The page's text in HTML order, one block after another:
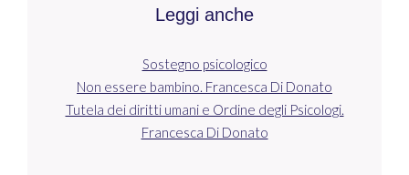
Leggi anche
Sostegno psicologico
Non essere bambino. Francesca Di Donato
Tutela dei diritti umani e Ordine degli Psicologi.
Francesca Di Donato